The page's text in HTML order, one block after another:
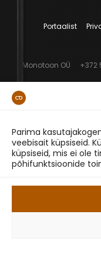
Parima
veebisait küpsiseid.
küpsiseid, mis ei ole
põhifunktsioonide
Portaalist
Monotoon OÜ +372